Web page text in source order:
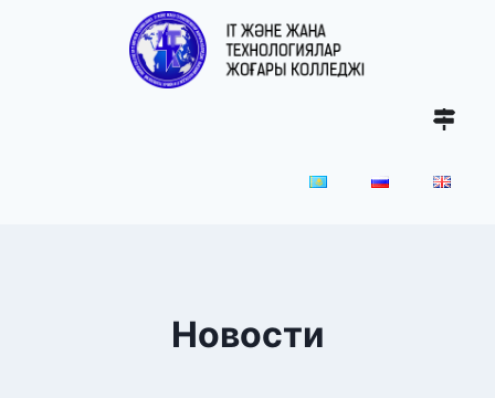
Новости